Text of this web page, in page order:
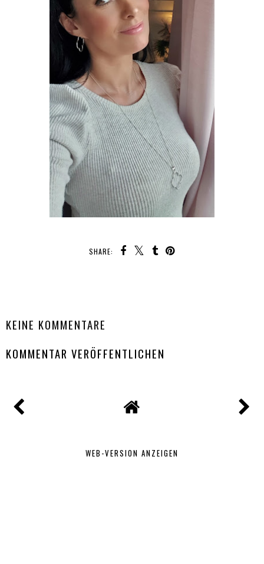
SHARE:
KEINE KOMMENTARE
KOMMENTAR VERÖFFENTLICHEN
WEB-VERSION ANZEIGEN